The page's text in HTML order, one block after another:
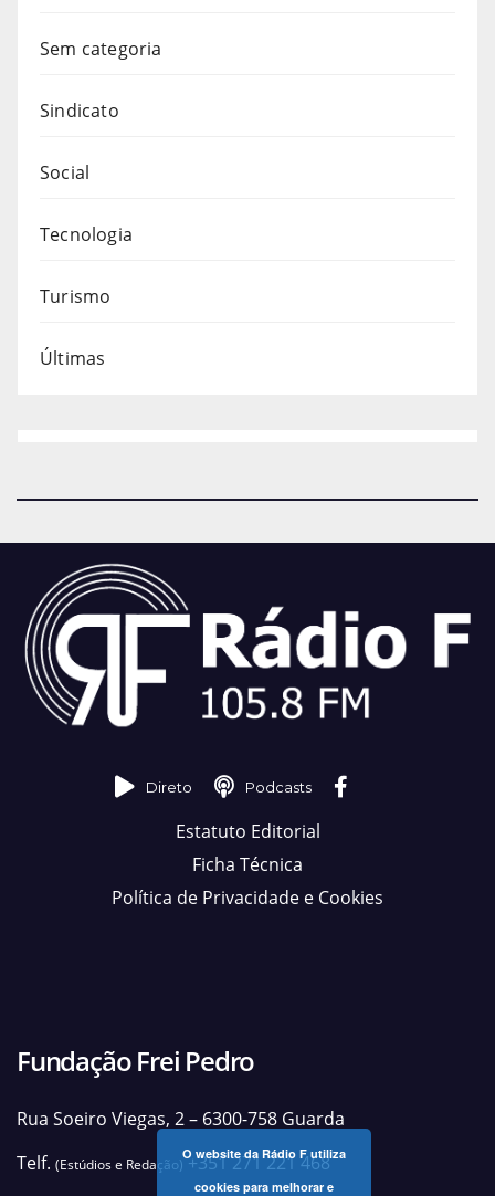
Sem categoria
Sindicato
Social
Tecnologia
Turismo
Últimas
Direto Podcasts
Estatuto Editorial
Ficha Técnica
Política de Privacidade e Cookies
Fundação Frei Pedro
Rua Soeiro Viegas, 2 – 6300-758 Guarda
Telf. (Estúdios e Redação)+351 271 221 468
O website da Rádio F utiliza
cookies para melhorar e